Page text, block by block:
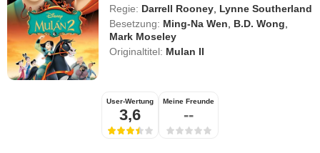
Regie: Darrell Rooney Lynne Southerland
Besetzung: Ming-Na Wen B.D. Wong
Mark Moseley
Originaltitel: Mulan II
User-Wertung
3,6
Meine Freunde
--